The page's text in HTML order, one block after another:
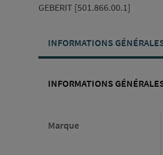
GEBERIT [501.866.00.1]
INFORMATIONS
INFORMATIONS
Marque